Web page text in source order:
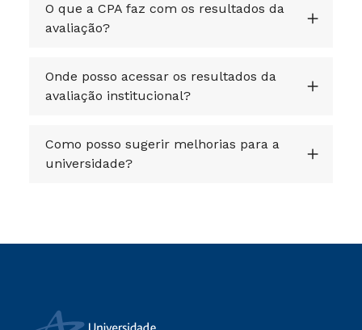
O que a CPA faz com os resultados da
avaliação?
Onde posso acessar os resultados da
avaliação institucional?
Como posso sugerir melhorias para a
universidade?